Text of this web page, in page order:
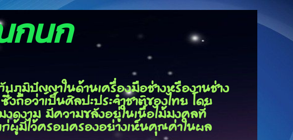
-คุณกนก
ญญาในด้านเครื่องมือช่างหรืองานช่าง
อว่าเป็นศิลปะประจำชาติของไทย โดย
งดงาม มีความขลังอยู่ในเนื้อไม้มงคลที่
ก่ผู้มีไว้ครอบครองอย่างเห็นคุณค่าในผล